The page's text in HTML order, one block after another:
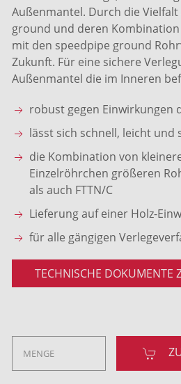
Außenmantel. Durch die
ground und deren
mit den speedpipe ground
Zukunft. Für eine sichere
Außenmantel die im Inneren
robust gegen Einwirkungen
lässt sich schnell, leicht und
die Kombination von
Einzelröhrchen größeren
als auch FTTN/C
Lieferung auf einer Holz-
für alle gängigen
TECHNISCHE DOKUMENTE